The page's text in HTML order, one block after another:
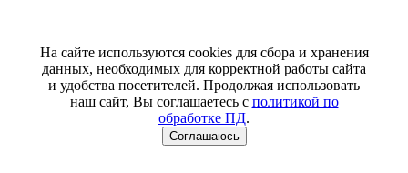
На сайте используются cookies для сбора и хранения
данных, необходимых для корректной работы сайта
и удобства посетителей. Продолжая использовать
наш сайт, Вы соглашаетесь с политикой по
обработке ПД.
Соглашаюсь